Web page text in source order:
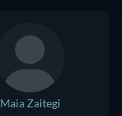
Maia Zaitegi